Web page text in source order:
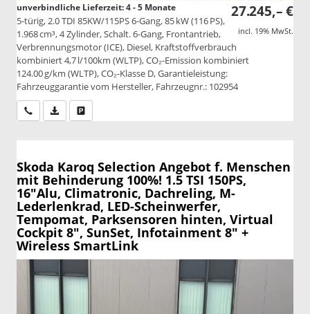
27.245,– €
incl. 19% MwSt.
unverbindliche Lieferzeit: 4 - 5 Monate
5-türig, 2.0 TDI 85KW/115PS 6-Gang, 85 kW (116 PS),
1.968 cm³, 4 Zylinder, Schalt. 6-Gang, Frontantrieb,
Verbrennungsmotor (ICE), Diesel, Kraftstoffverbrauch
kombiniert 4,7 l/100km (WLTP), CO₂-Emission kombiniert
124.00 g/km (WLTP), CO₂-Klasse D, Garantieleistung:
Fahrzeuggarantie vom Hersteller, Fahrzeugnr.: 102954
Wir rufen Sie anPDF-Datei, Fahrzeugexposé drucken
Skoda Karoq Selection Angebot f. Menschen
mit Behinderung 100%! 1.5 TSI 150PS,
16"Alu, Climatronic, Dachreling, M-
Lederlenkrad, LED-Scheinwerfer,
Tempomat, Parksensoren hinten, Virtual
Cockpit 8", SunSet, Infotainment 8" +
Wireless SmartLink